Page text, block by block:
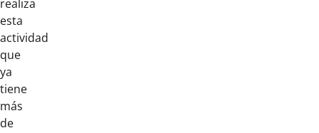
realiza
esta
actividad
que
ya
tiene
más
de